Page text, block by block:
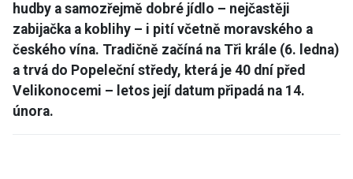
hudby a samozřejmě dobré jídlo – nejčastěji
zabijačka a koblihy – i pití včetně moravského a
českého vína. Tradičně začíná na Tři krále (6. ledna)
a trvá do Popeleční středy, která je 40 dní před
Velikonocemi – letos její datum připadá na 14.
února.